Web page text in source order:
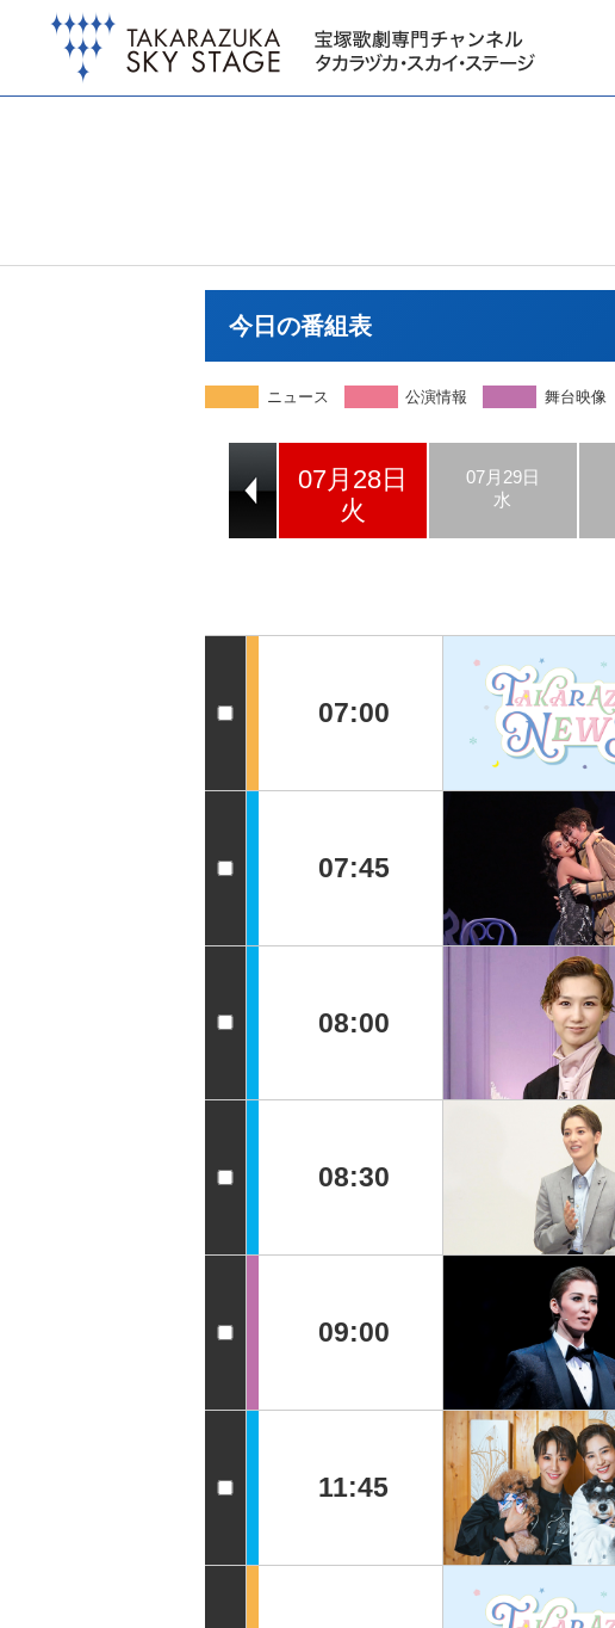
今日の番組表
ニュース 公演情報 舞台映像
07月28日
火
07月29日
水
07:00
07:45
08:00
08:30
09:00
11:45